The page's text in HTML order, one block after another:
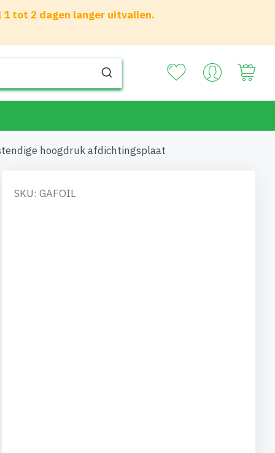
tot 2 dagen langer uitvallen.
hoogdruk afdichtingsplaat
SKU: GAFOIL